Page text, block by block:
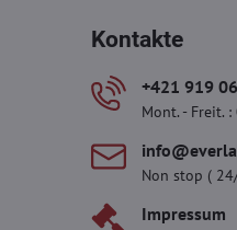
Kontakte
+421 919
Mont. - Freit.
Non stop (
Impressum